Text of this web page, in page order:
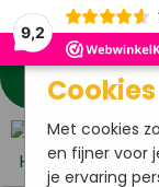
9,2
Cookies
Met cookies
en fijner voor
je ervaring